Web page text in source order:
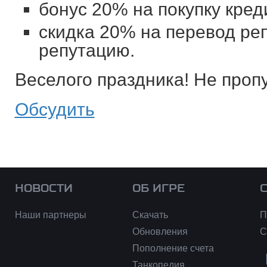
бонус 20% на покупку
скидка 20% на перевод
репутацию.
Веселого праздника! Не
Обсудить
НОВОСТИ
Наши партнеры
ОБ ИГРЕ
Скачать
Обновления
Пополнение счета
Танкопедия